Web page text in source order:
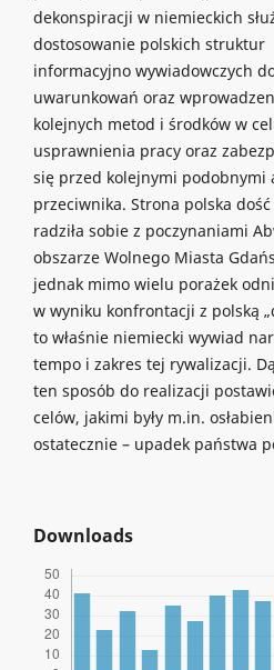
dekonspiracji w niemieckich
dostosowanie polskich struktur
informacyjno wywiadowczych
uwarunkowań oraz
kolejnych metod i środków w
usprawnienia pracy oraz
się przed kolejnymi podobnymi
przeciwnika. Strona polska
radziła sobie z poczynaniami
obszarze Wolnego Miasta
jednak mimo wielu porażek
w wyniku konfrontacji z polską
to właśnie niemiecki wywiad
tempo i zakres tej rywalizacji.
ten sposób do realizacji
celów, jakimi były m.in.
ostatecznie – upadek państwa
Downloads